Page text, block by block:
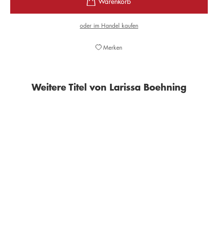
oder im Handel kaufen
Merken
Weitere Titel von Larissa Boehning